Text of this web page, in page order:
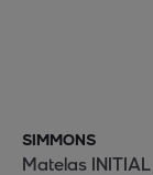
SIMMONS
Matelas